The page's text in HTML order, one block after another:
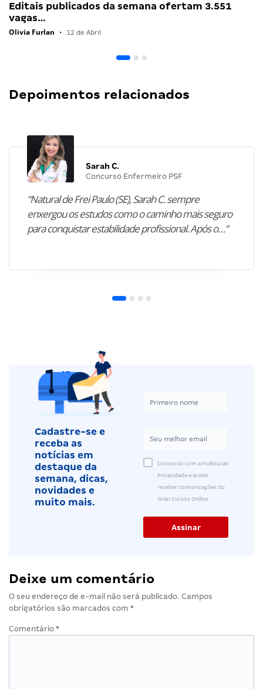
Editais publicados da semana ofertam 3.551
vagas…
Olivia Furlan • 12 de Abril
Depoimentos relacionados
Sarah C.
Concurso Enfermeiro PSF
“Natural de Frei Paulo (SE), Sarah C. sempre
enxergou os estudos como o caminho mais seguro
para conquistar estabilidade profissional. Após o…”
Cadastre-se e
receba as
notícias em
destaque da
semana, dicas,
novidades e
muito mais.
Concordo com a Política de
Privacidade e aceito
receber comunicações do
Gran Cursos Online.
Deixe um comentário
O seu endereço de e-mail não será publicado. Campos
obrigatórios são marcados com *
Comentário *